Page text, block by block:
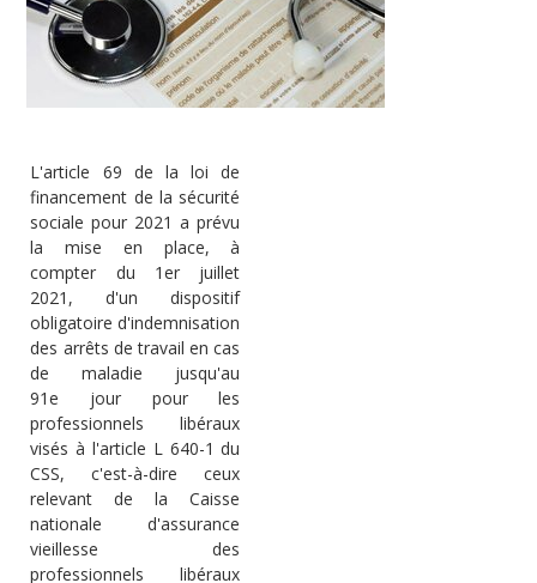
L'article 69 de la loi de
financement de la sécurité
sociale pour 2021 a prévu
la mise en place, à
compter du 1er juillet
2021, d'undispositif
obligatoire d'indemnisation
des arrêts de travail en cas
de maladie jusqu'au
91e jour pour les
professionnels libéraux
visés à l'article L 640-1 du
CSS, c'est-à-dire ceux
relevant de la Caisse
nationale d'assurance
vieillesse des
professionnels libéraux